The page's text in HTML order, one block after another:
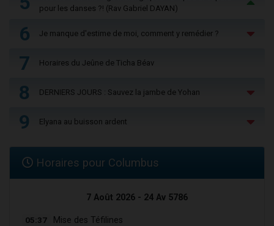
pour les danses ?! (Rav Gabriel DAYAN)
6 Je manque d'estime de moi, comment y remédier ?
7 Horaires du Jeûne de Ticha Béav
8 DERNIERS JOURS : Sauvez la jambe de Yohan
9 Elyana au buisson ardent
Horaires pour Columbus
7 Août 2026 - 24 Av 5786
05:37 Mise des Téfilines